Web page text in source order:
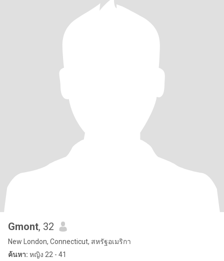
Gmont, 32
New London, Connecticut, สหรัฐอเมริกา
ค้นหา: หญิง 22 - 41